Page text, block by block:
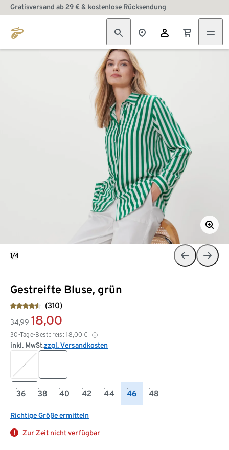
Gratisversand ab 29 € & kostenlose Rücksendung
Gestreifte Bluse, grün
(310)
34,99 18,00
30-Tage-Bestpreis: 18,00 €
inkl. MwSt.zzgl. Versandkosten
36 38 40 42 44 46 48
Richtige Größe ermitteln
Zur Zeit nicht verfügbar
1/4